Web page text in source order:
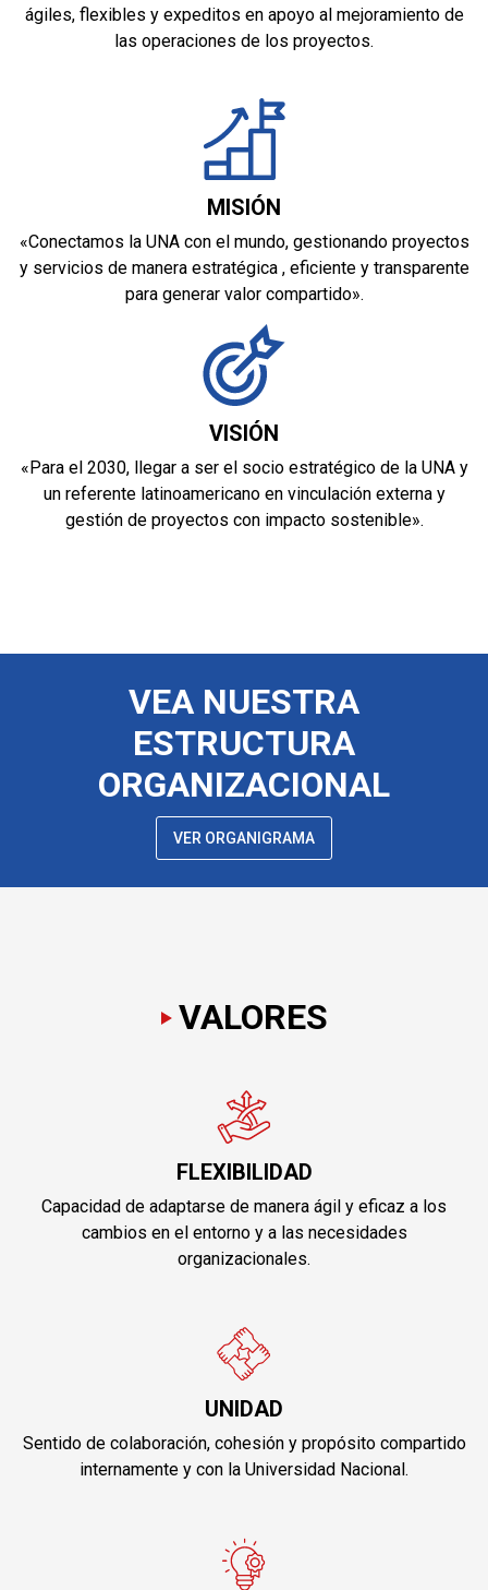
ágiles, flexibles y expeditos en apoyo al mejoramiento de
las operaciones de los proyectos.
MISIÓN
«Conectamos la UNA con el mundo, gestionando proyectos
y servicios de manera estratégica , eficiente y transparente
para generar valor compartido».
VISIÓN
«Para el 2030, llegar a ser el socio estratégico de la UNA y
un referente latinoamericano en vinculación externa y
gestión de proyectos con impacto sostenible».
VEA NUESTRA
ESTRUCTURA
ORGANIZACIONAL
VER ORGANIGRAMA
VALORES
FLEXIBILIDAD
Capacidad de adaptarse de manera ágil y eficaz a los
cambios en el entorno y a las necesidades
organizacionales.
UNIDAD
Sentido de colaboración, cohesión y propósito compartido
internamente y con la Universidad Nacional.